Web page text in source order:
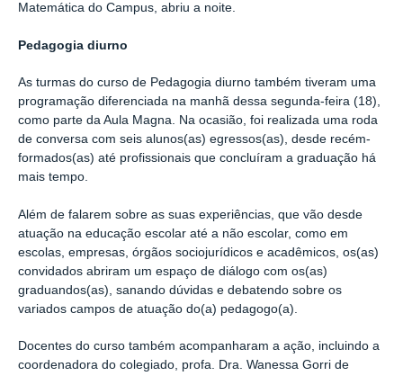
Matemática do Campus, abriu a noite.
Pedagogia diurno
As turmas do curso de Pedagogia diurno também tiveram uma
programação diferenciada na manhã dessa segunda-feira (18),
como parte da Aula Magna. Na ocasião, foi realizada uma roda
de conversa com seis alunos(as) egressos(as), desde recém-
formados(as) até profissionais que concluíram a graduação há
mais tempo.
Além de falarem sobre as suas experiências , que vão desde
atuação na educação escolar até a não escolar, como em
escolas, empresas, órgãos sociojurídicos e acadêmicos, os(as)
convidados abriram um espaço de diálogo com os(as)
graduandos(as), sanando dúvidas e debatendo sobre os
variados campos de atuação do(a) pedagogo(a).
Docentes do curso também acompanharam a ação, incluindo a
coordenadora do colegiado, profa. Dra. Wanessa Gorri de